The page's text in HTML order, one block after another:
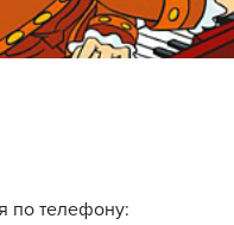
по телефону: